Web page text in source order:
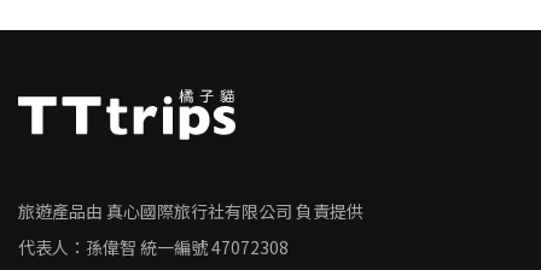
旅遊產品由 真心國際旅行社有限公司 負責提供
代表人：孫偉智 統一編號47072308